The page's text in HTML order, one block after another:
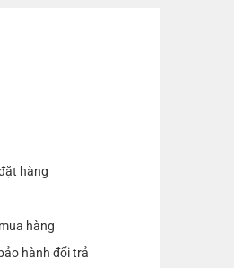
hàng
hàng
hành đổi trả